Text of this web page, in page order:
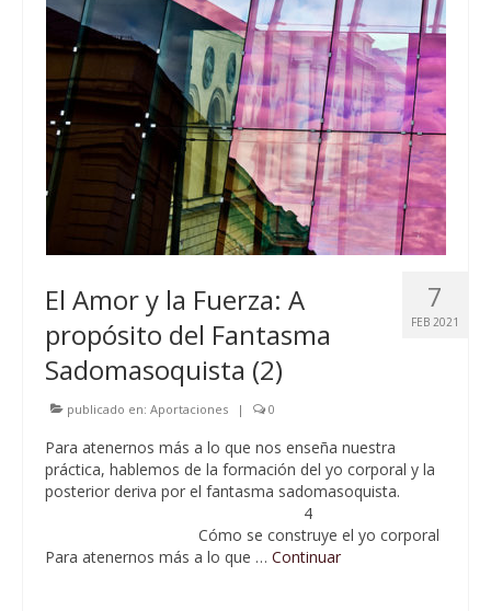
7
FEB 2021
El Amor y la Fuerza: A
propósito del Fantasma
Sadomasoquista (2)
publicado en: Aportaciones | 0
Para atenernos más a lo que nos enseña nuestra
práctica, hablemos de la formación del yo corporal y la
posterior deriva por el fantasma sadomasoquista.
4
Cómo se construye el yo corporal
Para atenernos más a lo que … Continuar